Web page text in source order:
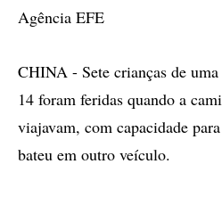
Agência EFE
CHINA - Sete crianças de
14 foram feridas quando a
viajavam, com capacidade
bateu em outro veículo.